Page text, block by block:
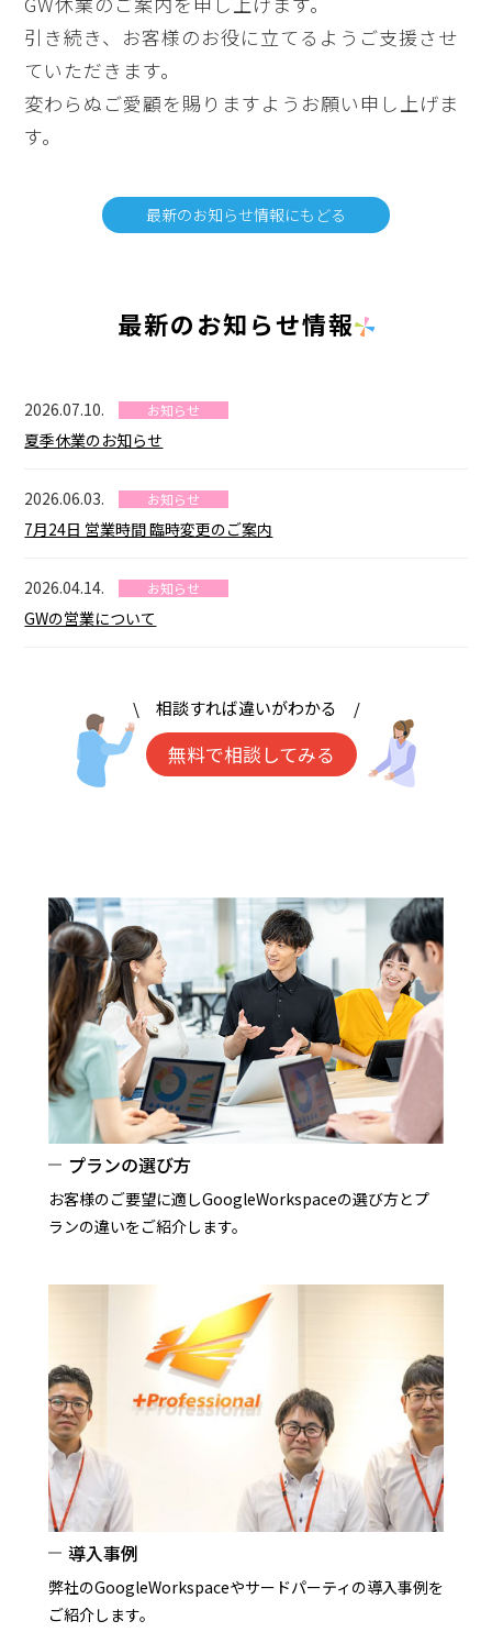
引き続き、お客様のお役に立てるようご支援させ
ていただきます。
変わらぬご愛顧を賜りますようお願い申し上げま
す。
最新のお知らせ情報にもどる
最新のお知らせ情報
2026.07.10. お知らせ
夏季休業のお知らせ
2026.06.03. お知らせ
7月24日 営業時間 臨時変更のご案内
2026.04.14. お知らせ
GWの営業について
\ 相談すれば違いがわかる /
無料で相談してみる
プランの選び方
お客様のご要望に適しGoogleWorkspaceの選び方とプ
ランの違いをご紹介します。
導入事例
弊社のGoogleWorkspaceやサードパーティの導入事例を
ご紹介します。